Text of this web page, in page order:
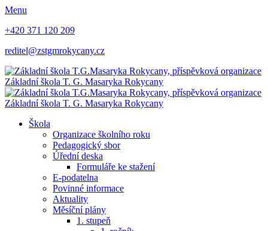
Menu
+420 371 120 209
reditel@zstgmrokycany.cz
Základní škola T. G. Masaryka Rokycany
Základní škola T. G. Masaryka Rokycany
Škola
Organizace školního roku
Pedagogický sbor
Úřední deska
Formuláře ke stažení
E-podatelna
Povinné informace
Aktuality
Měsíční plány
1. stupeň